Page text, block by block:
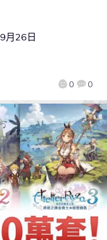
0 0
月26日